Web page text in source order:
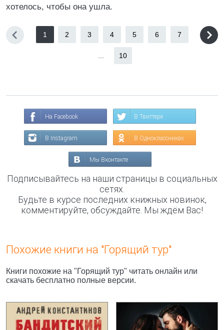
хотелось, чтобы она ушла.
1 2 3 4 5 6 7
10
На Facebook В Твиттере
В Instagram В Одноклассниках
Мы Вконтакте
Подписывайтесь на наши страницы в социальных
сетях.
Будьте в курсе последних книжных новинок,
комментируйте, обсуждайте. Мы ждём Вас!
Похожие книги на "Горящий тур"
Книги похожие на "Горящий тур" читать онлайн или
скачать бесплатно полные версии.